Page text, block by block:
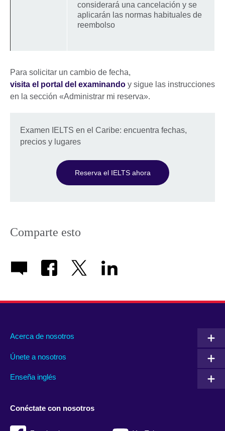
considerará una cancelación y se
aplicarán las normas habituales de
reembolso
Para solicitar un cambio de fecha,
visita el portal del examinando y sigue las instrucciones
en la sección «Administrar mi reserva».
Examen IELTS en el Caribe: encuentra fechas,
precios y lugares
Reserva el IELTS ahora
Comparte esto
Acerca de nosotros
Únete a nosotros
Enseña inglés
Conéctate con nosotros